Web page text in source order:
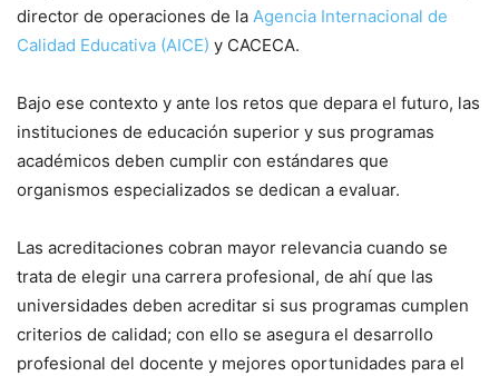
director de operaciones de la Agencia Internacional de
Calidad Educativa (AICE) y CACECA.
Bajo ese contexto y ante los retos que depara el futuro, las
instituciones de educación superior y sus programas
académicos deben cumplir con estándares que
organismos especializados se dedican a evaluar.
Las acreditaciones cobran mayor relevancia cuando se
trata de elegir una carrera profesional, de ahí que las
universidades deben acreditar si sus programas cumplen
criterios de calidad; con ello se asegura el desarrollo
profesional del docente y mejores oportunidades para el